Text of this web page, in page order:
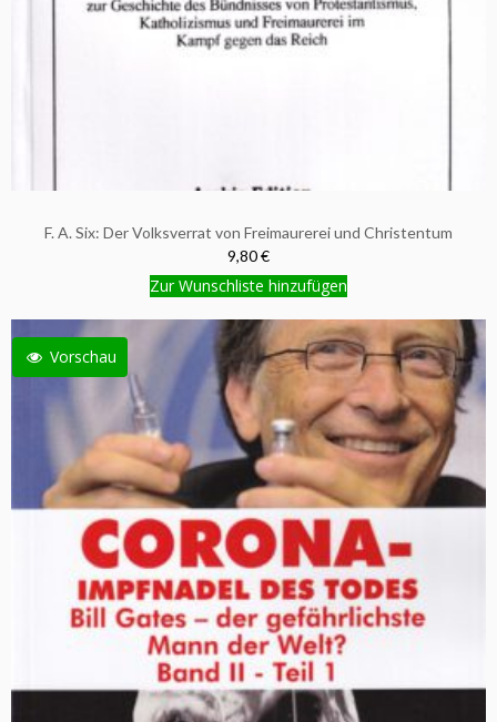
F. A. Six: Der Volksverrat von Freimaurerei und Christentum
9,80 €
Zur Wunschliste hinzufügen
Vorschau